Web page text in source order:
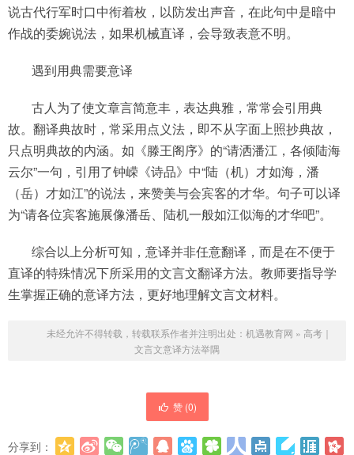
说古代行军时口中衔着枚，以防发出声音，在此句中是暗中
作战的委婉说法，如果机械直译，会导致表意不明。
遇到用典需要意译
古人为了使文章言简意丰，表达典雅，常常会引用典
故。翻译典故时，常采用点义法，即不从字面上照抄典故，
只点明典故的内涵。如《滕王阁序》的“请洒潘江，各倾陆海
云尔”一句，引用了钟嵘《诗品》中“陆（机）才如海，潘
（岳）才如江”的说法，来赞美与会宾客的才华。句子可以译
为“请各位宾客施展像潘岳、陆机一般如江似海的才华吧”。
综合以上分析可知，意译并非任意翻译，而是在不便于
直译的特殊情况下所采用的文言文翻译方法。教师要指导学
生掌握正确的意译方法，更好地理解文言文材料。
未经允许不得转载，转载联系作者并注明出处： 机遇教育网 » 高考｜
文言文意译方法举隅
赞 (0)
分享到：